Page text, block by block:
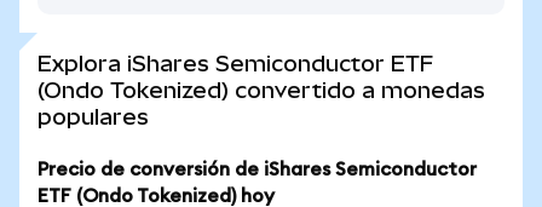
Explora iShares Semiconductor ETF
(Ondo Tokenized) convertido a monedas
populares
Precio de conversión de iShares Semiconductor
ETF (Ondo Tokenized) hoy